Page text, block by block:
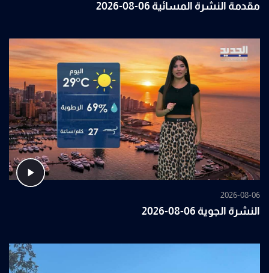
مقدمة النشرة المسائية 06-08-2026
2026-08-06
النشرة الجوية 06-08-2026